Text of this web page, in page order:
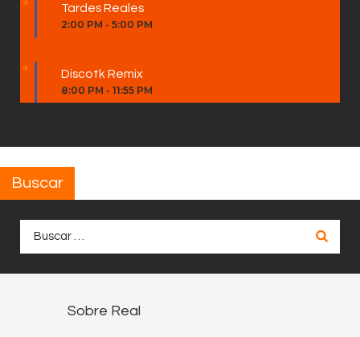
Tardes Reales
2:00 PM - 5:00 PM
Discotk Remix
8:00 PM - 11:55 PM
Buscar
Sobre Real